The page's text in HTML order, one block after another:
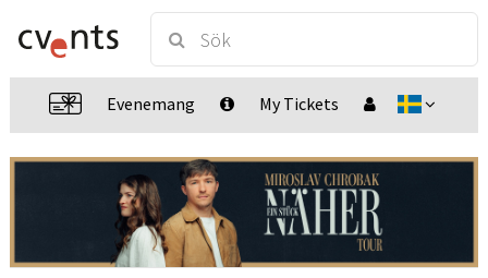
Evenemang My Tickets